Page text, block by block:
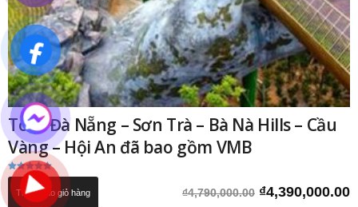
Tour Đà Nẵng – Sơn Trà – Bà Nà Hills – Cầu
Vàng – Hội An đã bao gồm VMB
Được xếp
hạng
5.00
5 sao
₫4,790,000.00 Giá
₫4,390,000.00
Thêm vào giỏ hàng